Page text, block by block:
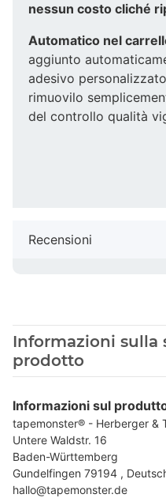
nessun costo cliché
Automatico nel
aggiunto
adesivo
rimuovilo
del controllo qualità
Recensioni
Informazioni sulla
prodotto
Informazioni sul
tapemonster® - Herberger &
Untere Waldstr. 16
Baden-Württemberg
Gundelfingen 79194 ,
hallo@tapemonster.de